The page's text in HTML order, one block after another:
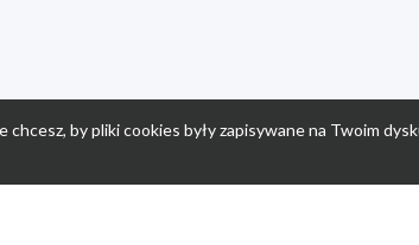
by pliki cookies były zapisywane na Twoim